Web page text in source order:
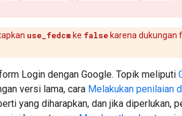
use_fedcm ke false karena dukungan
Login dengan Google. Topik meliputi
versi lama, cara Melakukan penilaian
yang diharapkan, dan jika diperlukan,